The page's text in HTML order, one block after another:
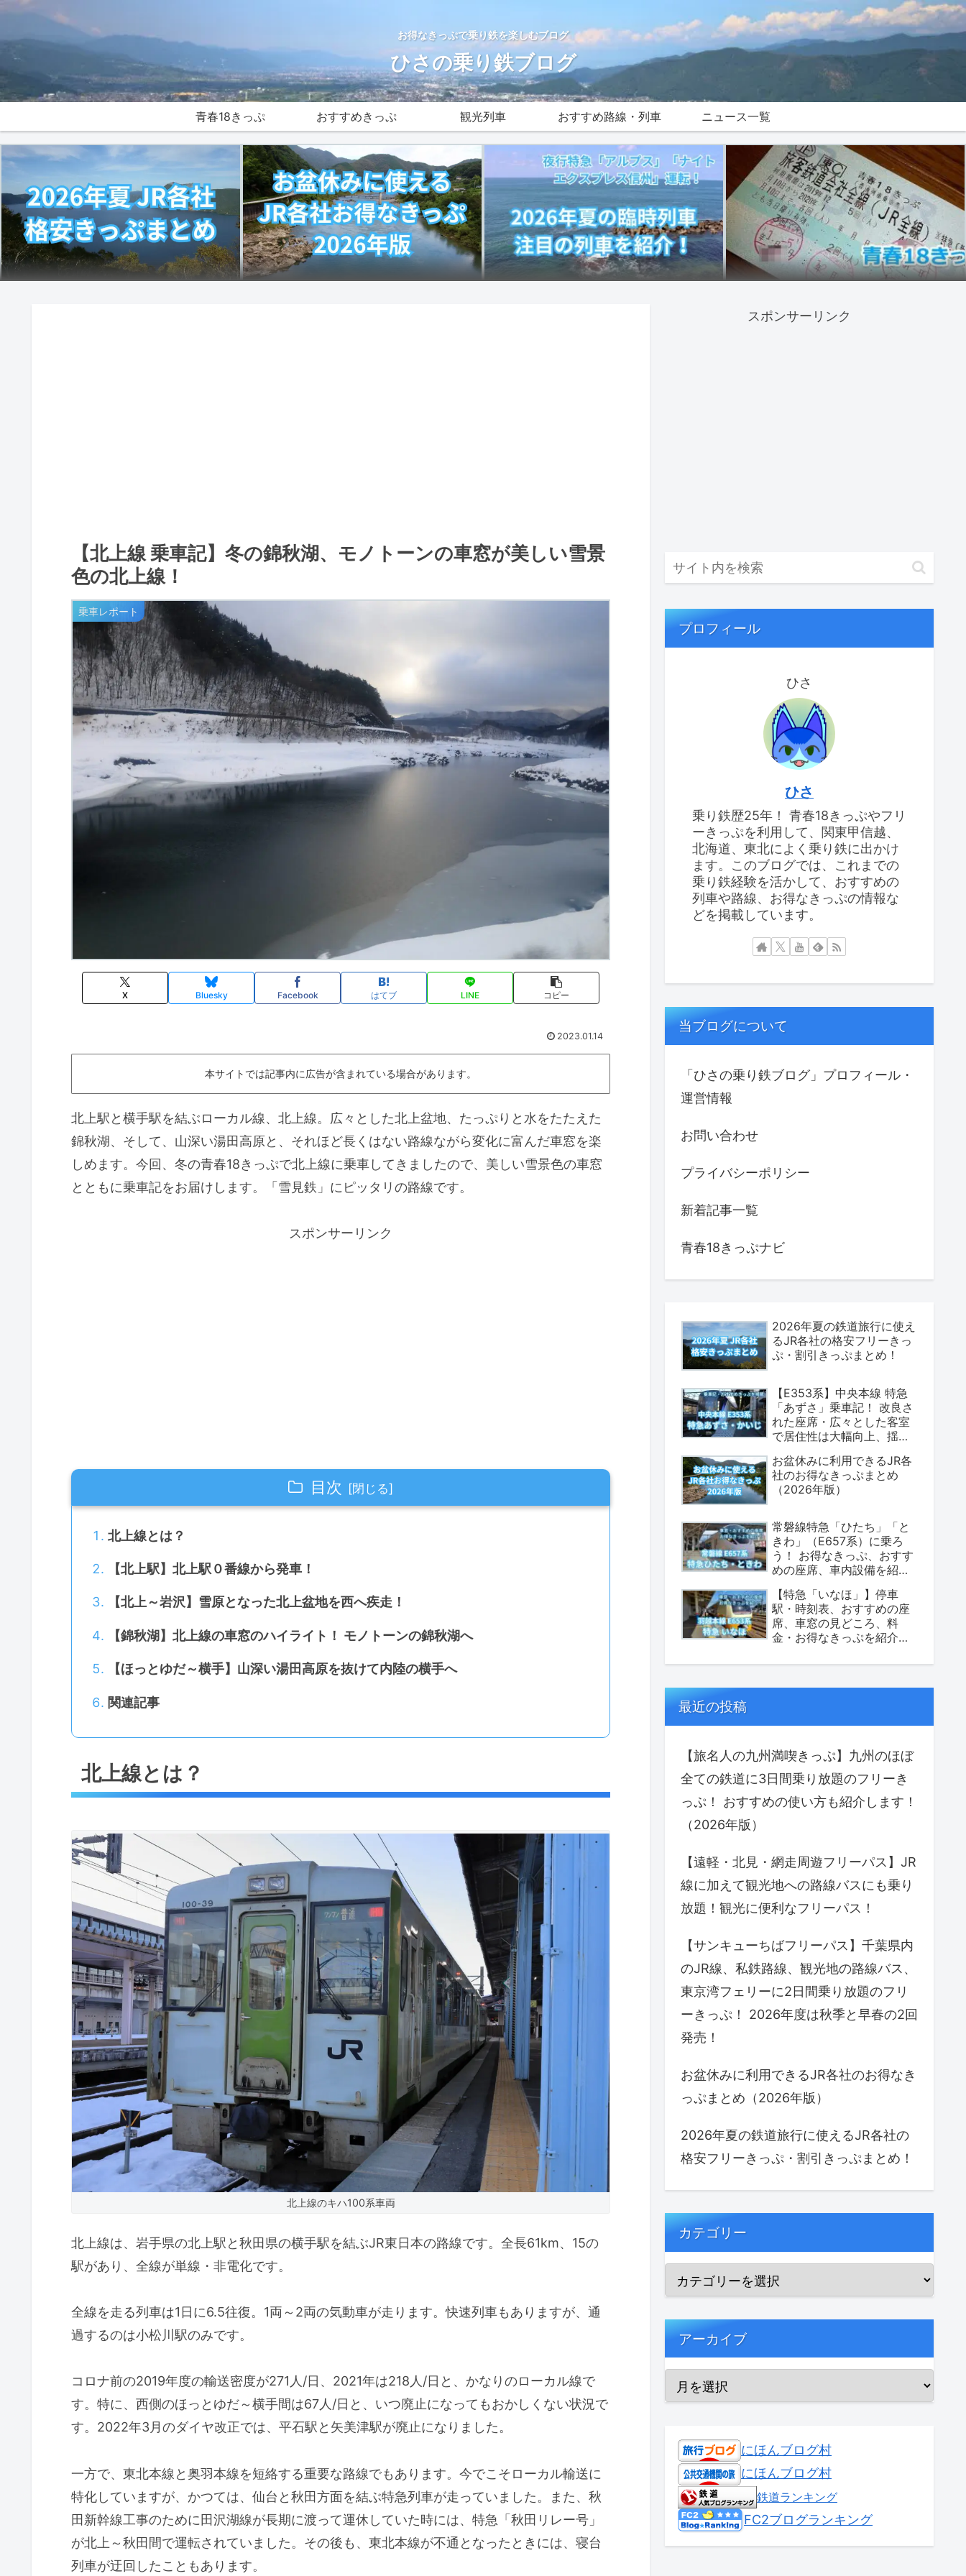
お得なきっぷで乗り鉄を楽しむブログ
ひさの乗り鉄ブログ
青春18きっぷ おすすめきっぷ 観光列車 おすすめ路線・列車 ニュース一覧
【北上線 乗車記】冬の錦秋湖、モノトーンの車窓が美しい雪景
色の北上線！
乗車レポート
X Bluesky Facebook はてブ LINE コピー
2023.01.14
本サイトでは記事内に広告が含まれている場合があります。
北上駅と横手駅を結ぶローカル線、北上線。広々とした北上盆地、たっぷりと水をたたえた
錦秋湖、そして、山深い湯田高原と、それほど長くはない路線ながら変化に富んだ車窓を楽
しめます。今回、冬の青春18きっぷで北上線に乗車してきましたので、美しい雪景色の車窓
とともに乗車記をお届けします。「雪見鉄」にピッタリの路線です。
スポンサーリンク
目次
北上線とは？
【北上駅】北上駅０番線から発車！
【北上～岩沢】雪原となった北上盆地を西へ疾走！
【錦秋湖】北上線の車窓のハイライト！ モノトーンの錦秋湖へ
【ほっとゆだ～横手】山深い湯田高原を抜けて内陸の横手へ
関連記事
北上線とは？
北上線のキハ100系車両
北上線は、岩手県の北上駅と秋田県の横手駅を結ぶJR東日本の路線です。全長61km、15の
駅があり、全線が単線・非電化です。
全線を走る列車は1日に6.5往復。1両～2両の気動車が走ります。快速列車もありますが、通
過するのは小松川駅のみです。
コロナ前の2019年度の輸送密度が271人/日、2021年は218人/日と、かなりのローカル線で
す。特に、西側のほっとゆだ～横手間は67人/日と、いつ廃止になってもおかしくない状況で
す。2022年3月のダイヤ改正では、平石駅と矢美津駅が廃止になりました。
一方で、東北本線と奥羽本線を短絡する重要な路線でもあります。今でこそローカル輸送に
特化していますが、かつては、仙台と秋田方面を結ぶ特急列車が走っていました。また、秋
田新幹線工事のために田沢湖線が長期に渡って運休していた時には、特急「秋田リレー号」
が北上～秋田間で運転されていました。その後も、東北本線が不通となったときには、寝台
列車が迂回したこともあります。
スポンサーリンク
プロフィール
ひさ
ひさ
乗り鉄歴25年！ 青春18きっぷやフリ
ーきっぷを利用して、関東甲信越、
北海道、東北によく乗り鉄に出かけ
ます。このブログでは、これまでの
乗り鉄経験を活かして、おすすめの
列車や路線、お得なきっぷの情報な
どを掲載しています。
当ブログについて
「ひさの乗り鉄ブログ」プロフィール・
運営情報
お問い合わせ
プライバシーポリシー
新着記事一覧
青春18きっぷナビ
2026年夏の鉄道旅行に使え
るJR各社の格安フリーきっ
ぷ・割引きっぷまとめ！
【E353系】中央本線 特急
「あずさ」乗車記！ 改良さ
れた座席・広々とした客室
で居住性は大幅向上、揺れ
（座席表・荷物置場の情報
あり）
お盆休みに利用できるJR各
社のお得なきっぷまとめ
（2026年版）
常磐線特急「ひたち」「と
きわ」（E657系）に乗ろ
う！ お得なきっぷ、おすす
めの座席、車内設備を紹介
【特急「いなほ」】停車
駅・時刻表、おすすめの座
席、車窓の見どころ、料
金・お得なきっぷを紹介し
最近の投稿
【旅名人の九州満喫きっぷ】九州のほぼ
全ての鉄道に3日間乗り放題のフリーき
っぷ！ おすすめの使い方も紹介します！
（2026年版）
【遠軽・北見・網走周遊フリーパス】JR
線に加えて観光地への路線バスにも乗り
放題！観光に便利なフリーパス！
【サンキューちばフリーパス】千葉県内
のJR線、私鉄路線、観光地の路線バス、
東京湾フェリーに2日間乗り放題のフリ
ーきっぷ！ 2026年度は秋季と早春の2回
発売！
お盆休みに利用できるJR各社のお得なき
っぷまとめ（2026年版）
2026年夏の鉄道旅行に使えるJR各社の
格安フリーきっぷ・割引きっぷまとめ！
カテゴリー
アーカイブ
にほんブログ村
にほんブログ村
鉄道ランキング
FC2ブログランキング